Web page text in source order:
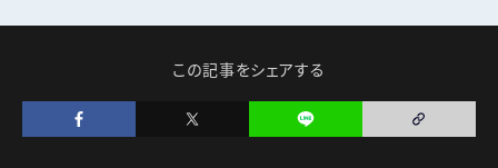
この記事をシェアする